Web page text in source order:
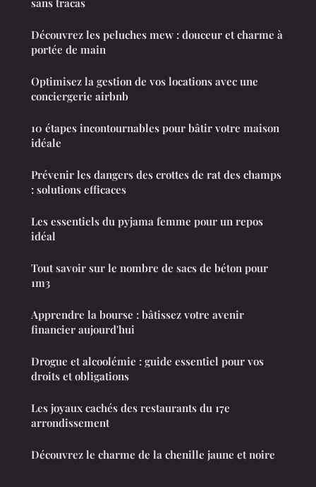
Découvrez les peluches mew : douceur et charme à
portée de main
Optimisez la gestion de vos locations avec une
conciergerie airbnb
10 étapes incontournables pour bâtir votre maison
idéale
Prévenir les dangers des crottes de rat des champs
: solutions efficaces
Les essentiels du pyjama femme pour un repos
idéal
Tout savoir sur le nombre de sacs de béton pour
1m3
Apprendre la bourse : bâtissez votre avenir
financier aujourd'hui
Drogue et alcoolémie : guide essentiel pour vos
droits et obligations
Les joyaux cachés des restaurants du 17e
arrondissement
Découvrez le charme de la chenille jaune et noire